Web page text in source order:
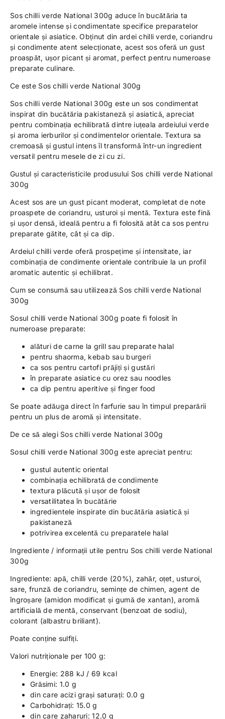
Sos chilli verde National 300g aduce în bucătăria ta
aromele intense și condimentate specifice preparatelor
orientale și asiatice. Obținut din ardei chilli verde, coriandru
și condimente atent selecționate, acest sos oferă un gust
proaspăt, ușor picant și aromat, perfect pentru numeroase
preparate culinare.
Ce este Sos chilli verde National 300g
Sos chilli verde National 300g este un sos condimentat
inspirat din bucătăria pakistaneză și asiatică, apreciat
pentru combinația echilibrată dintre iuțeala ardeiului verde
și aroma ierburilor și condimentelor orientale. Textura sa
cremoasă și gustul intens îl transformă într-un ingredient
versatil pentru mesele de zi cu zi.
Gustul și caracteristicile produsului Sos chilli verde National
300g
Acest sos are un gust picant moderat, completat de note
proaspete de coriandru, usturoi și mentă. Textura este fină
și ușor densă, ideală pentru a fi folosită atât ca sos pentru
preparate gătite, cât și ca dip.
Ardeiul chilli verde oferă prospețime și intensitate, iar
combinația de condimente orientale contribuie la un profil
aromatic autentic și echilibrat.
Cum se consumă sau utilizează Sos chilli verde National
300g
Sosul chilli verde National 300g poate fi folosit în
numeroase preparate:
alături de carne la grill sau preparate halal
pentru shaorma, kebab sau burgeri
ca sos pentru cartofi prăjiți și gustări
în preparate asiatice cu orez sau noodles
ca dip pentru aperitive și finger food
Se poate adăuga direct în farfurie sau în timpul preparării
pentru un plus de aromă și intensitate.
De ce să alegi Sos chilli verde National 300g
Sosul chilli verde National 300g este apreciat pentru:
gustul autentic oriental
combinația echilibrată de condimente
textura plăcută și ușor de folosit
versatilitatea în bucătărie
ingredientele inspirate din bucătăria asiatică și
pakistaneză
potrivirea excelentă cu preparatele halal
Ingrediente / informații utile pentru Sos chilli verde National
300g
Ingrediente: apă, chilli verde (20%), zahăr, oțet, usturoi,
sare, frunză de coriandru, semințe de chimen, agent de
îngroșare (amidon modificat și gumă de xantan), aromă
artificială de mentă, conservant (benzoat de sodiu),
colorant (albastru briliant).
Poate conține sulfiți.
Valori nutriționale per 100 g:
Energie: 288 kJ / 69 kcal
Grăsimi: 1.0 g
din care acizi grași saturați: 0.0 g
Carbohidrați: 15.0 g
din care zaharuri: 12.0 g